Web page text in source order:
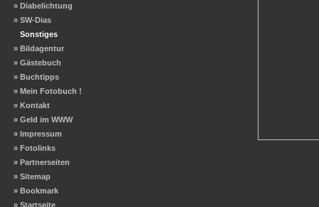
» Diabelichtung
» SW-Dias
Sonstiges
» Bildagentur
» Gästebuch
» Buchtipps
» Mein Fotobuch !
» Kontakt
» Geld im WWW
» Impressum
» Fotolinks
» Partnerseiten
» Sitemap
» Bookmark
» Startseite